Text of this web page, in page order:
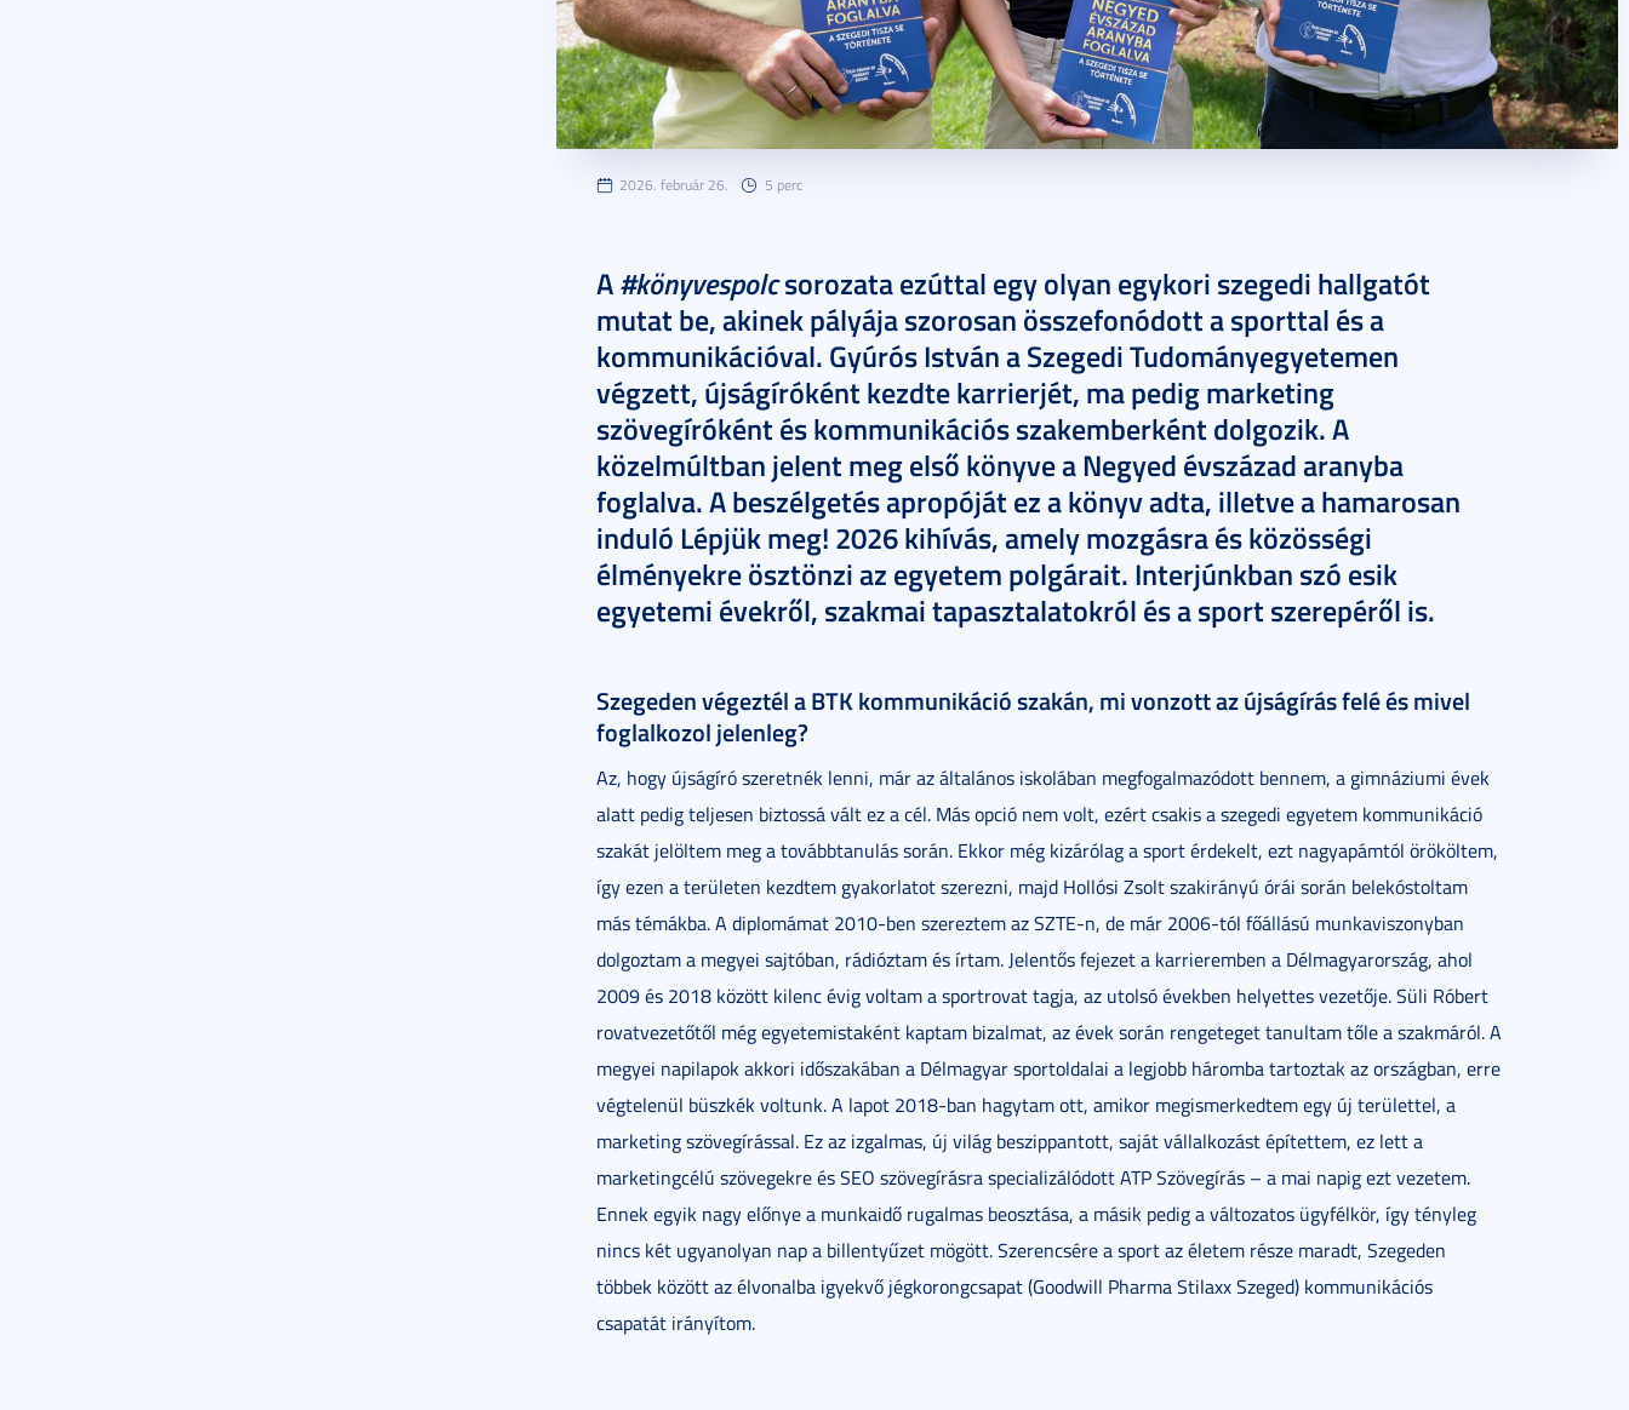
2026. február 26. 5 perc
A#könyvespolcsorozata ezúttal egy olyan egykori szegedi hallgatót
mutat be, akinek pályája szorosan összefonódott a sporttal és a
kommunikációval. Gyúrós István a Szegedi Tudományegyetemen
végzett, újságíróként kezdte karrierjét, ma pedig marketing
szövegíróként és kommunikációs szakemberként dolgozik. A
közelmúltban jelent meg első könyve a Negyed évszázad aranyba
foglalva. A beszélgetés apropóját ez a könyv adta, illetve a hamarosan
induló Lépjük meg! 2026 kihívás, amely mozgásra és közösségi
élményekre ösztönzi az egyetem polgárait. Interjúnkban szó esik
egyetemi évekről, szakmai tapasztalatokról és a sport szerepéről is.
Szegeden végeztél a BTK kommunikáció szakán, mi vonzott az újságírás felé és mivel
foglalkozol jelenleg?
Az, hogy újságíró szeretnék lenni, már az általános iskolában megfogalmazódott bennem, a gimnáziumi évek
alatt pedig teljesen biztossá vált ez a cél. Más opció nem volt, ezért csakis a szegedi egyetem kommunikáció
szakát jelöltem meg a továbbtanulás során. Ekkor még kizárólag a sport érdekelt, ezt nagyapámtól örököltem,
így ezen a területen kezdtem gyakorlatot szerezni, majd Hollósi Zsolt szakirányú órái során belekóstoltam
más témákba. A diplomámat 2010-ben szereztem az SZTE-n, de már 2006-tól főállású munkaviszonyban
dolgoztam a megyei sajtóban, rádióztam és írtam. Jelentős fejezet a karrieremben a Délmagyarország, ahol
2009 és 2018 között kilenc évig voltam a sportrovat tagja, az utolsó években helyettes vezetője. Süli Róbert
rovatvezetőtől még egyetemistaként kaptam bizalmat, az évek során rengeteget tanultam tőle a szakmáról. A
megyei napilapok akkori időszakában a Délmagyar sportoldalai a legjobb háromba tartoztak az országban, erre
végtelenül büszkék voltunk. A lapot 2018-ban hagytam ott, amikor megismerkedtem egy új területtel, a
marketing szövegírással. Ez az izgalmas, új világ beszippantott, saját vállalkozást építettem, ez lett a
marketingcélú szövegekre és SEO szövegírásra specializálódott ATP Szövegírás – a mai napig ezt vezetem.
Ennek egyik nagy előnye a munkaidő rugalmas beosztása, a másik pedig a változatos ügyfélkör, így tényleg
nincs két ugyanolyan nap a billentyűzet mögött. Szerencsére a sport az életem része maradt, Szegeden
többek között az élvonalba igyekvő jégkorongcsapat (Goodwill Pharma Stilaxx Szeged) kommunikációs
csapatát irányítom.